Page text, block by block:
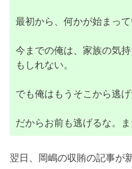
最初から、何かが始まって
今までの俺は、家族の気
もしれない。
でも俺はもうそこから逃げ
だからお前も逃げるな。ま
翌日、岡嶋の収賄の記事が